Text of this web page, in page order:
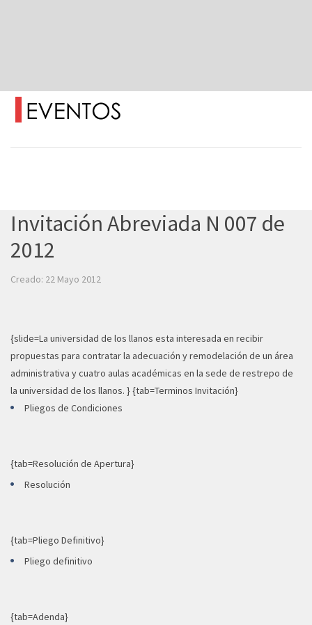
Invitación Abreviada N 007 de
2012
Creado: 22 Mayo 2012
{slide=La universidad de los llanos esta interesada en recibir
propuestas para contratar la adecuación y remodelación de un área
administrativa y cuatro aulas académicas en la sede de restrepo de
la universidad de los llanos. } {tab=Terminos Invitación}
Pliegos de Condiciones
{tab=Resolución de Apertura}
Resolución
{tab=Pliego Definitivo}
Pliego definitivo
{tab=Adenda}